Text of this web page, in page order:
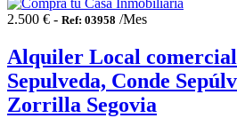
2.500 € - Ref: 03958 /Mes
Alquiler Local comercial
Sepulveda, Conde
Zorrilla Segovia